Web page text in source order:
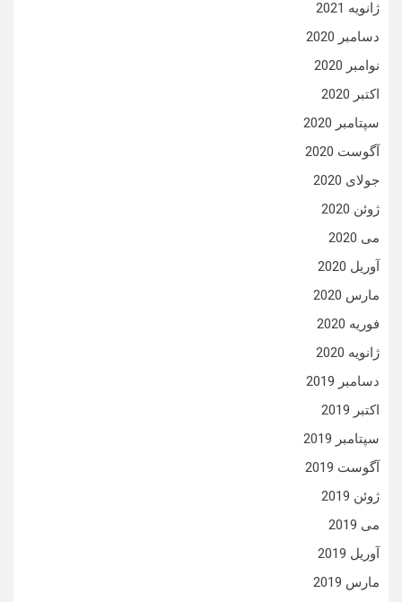
ژانویه 2021
دسامبر 2020
نوامبر 2020
اکتبر 2020
سپتامبر 2020
آگوست 2020
جولای 2020
ژوئن 2020
می 2020
آوریل 2020
مارس 2020
فوریه 2020
ژانویه 2020
دسامبر 2019
اکتبر 2019
سپتامبر 2019
آگوست 2019
ژوئن 2019
می 2019
آوریل 2019
مارس 2019